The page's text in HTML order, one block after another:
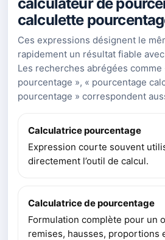
calculette
Ces expressions désignent le
rapidement un résultat fiable
Les recherches abrégées comme
pourcentage », « pourcentage
pourcentage » correspondent
Calculatrice pourcentage
Expression courte souvent
directement l’outil de calcul.
Calculatrice de pourcentage
Formulation complète pour un
remises, hausses, proportions